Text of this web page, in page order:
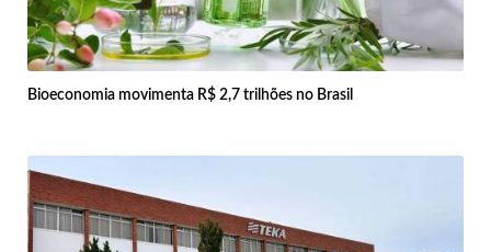
Bioeconomia movimenta R$ 2,7 trilhões no Brasil